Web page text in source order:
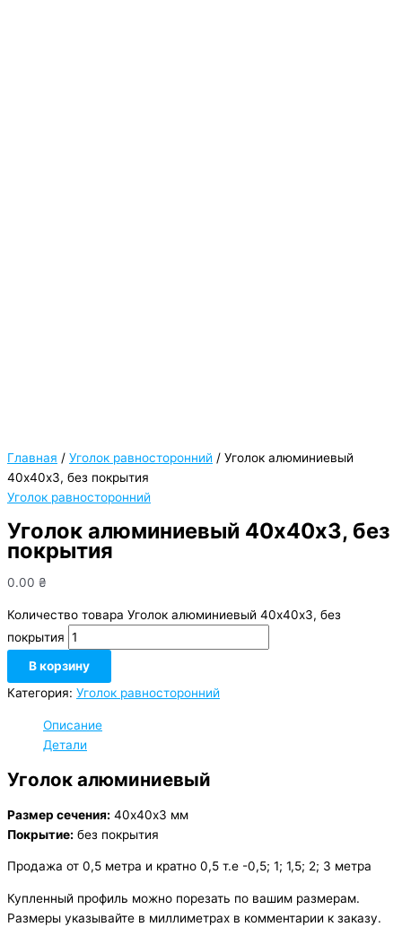
Главная / Уголок равносторонний / Уголок алюминиевый
40х40х3, без покрытия
Уголок равносторонний
Уголок алюминиевый 40х40х3, без
покрытия
0.00 ₴
Количество товара Уголок алюминиевый 40х40х3, без
покрытия
В корзину
Категория: Уголок равносторонний
Описание
Детали
Уголок алюминиевый
Размер сечения: 40х40х3 мм
Покрытие: без покрытия
Продажа от 0,5 метра и кратно 0,5 т.е -0,5; 1; 1,5; 2; 3 метра
Купленный профиль можно порезать по вашим размерам.
Размеры указывайте в миллиметрах в комментарии к заказу.